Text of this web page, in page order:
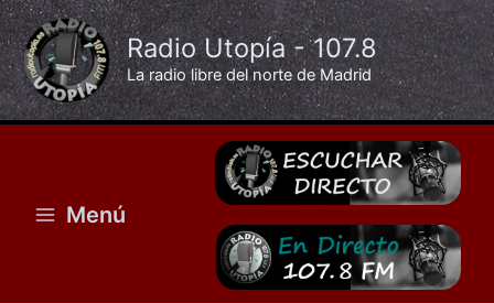
Ir
al
contenido
Radio Utopía - 107.8
La radio libre del norte de Madrid
Menú